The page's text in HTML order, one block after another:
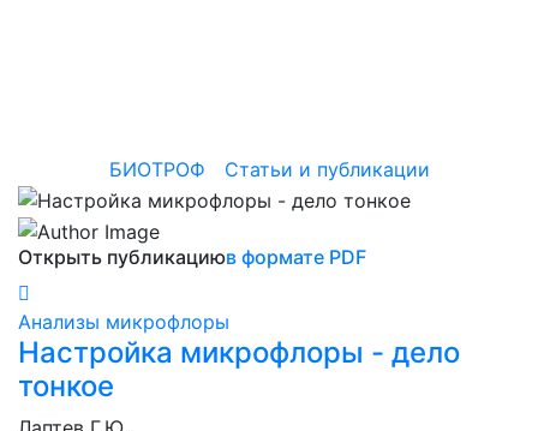
БИОТРОФ Статьи и публикации
Открыть публикациюв формате PDF
Анализы микрофлоры
Настройка микрофлоры - дело
тонкое